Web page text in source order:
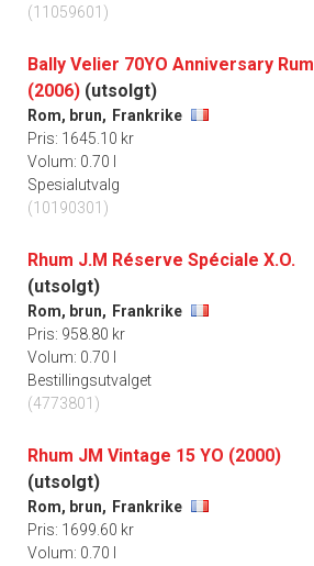
(11059601)
Bally Velier 70YO Anniversary Rum
(2006) (utsolgt)
Rom, brun, Frankrike
Pris: 1645.10 kr
Volum: 0.70 l
Spesialutvalg
(10190301)
Rhum J.M Réserve Spéciale X.O.
(utsolgt)
Rom, brun, Frankrike
Pris: 958.80 kr
Volum: 0.70 l
Bestillingsutvalget
(4773801)
Rhum JM Vintage 15 YO (2000)
(utsolgt)
Rom, brun, Frankrike
Pris: 1699.60 kr
Volum: 0.70 l